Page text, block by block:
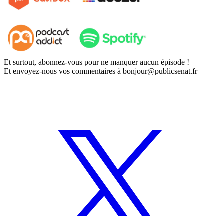
Et surtout, abonnez-vous pour ne manquer aucun épisode !
Et envoyez-nous vos commentaires à bonjour@publicsenat.fr